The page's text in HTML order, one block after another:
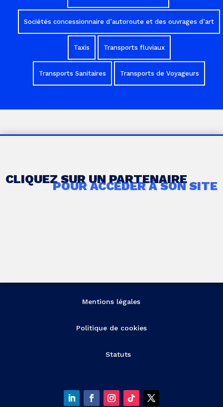
Sociétés concessionnaire d’autoroute et des ouvrages d’art
Taxis Transports fluviaux
Transports Sanitaires Transports de Voyageurs
CLIQUEZ SUR UN PARTENAIRE
POUR ACCÉDER À SON SITE
Mentions légales
Politique de cookies
Statuts